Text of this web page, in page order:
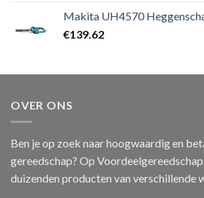
Makita UH4570
€139.62
OVER ONS
Ben je op zoek naar hoogwaardig en
gereedschap? Op
duizenden producten van verschillende